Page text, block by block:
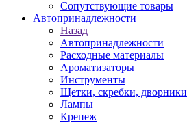
Сопутствующие товары
Автопринадлежности
Назад
Автопринадлежности
Расходные материалы
Ароматизаторы
Инструменты
Щетки, скребки, дворники
Лампы
Крепеж